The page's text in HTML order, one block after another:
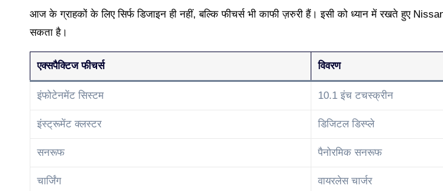
आज के ग्राहकों के लिए सिर्फ डिजाइन ही नहीं, बल्कि फीचर्स भी काफी ज़रुरी हैं। इसी को ध्यान में रखते हुए
सकता है।
एक्सपैक्टिज फीचर्स विवरण
इंफोटेनमेंट सिस्टम 10.1 इंच टचस्क्रीन
इंस्ट्रूमेंट क्लस्टर डिजिटल डिस्प्ले
सनरूफ पैनोरमिक सनरूफ
चार्जिंग वायरलेस चार्जर